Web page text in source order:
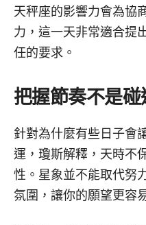
天秤座的影響力會為協
力，這一天非常適合提
任的要求。
把握節奏不是
針對為什麼有些日子會
運，瓊斯解釋，天時不
性。星象並不能取代努
氛圍，讓你的願望更容